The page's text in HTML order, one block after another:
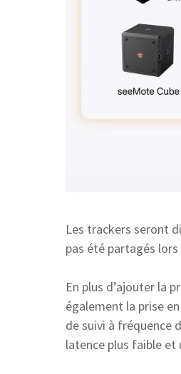
Les trackers seront
pas été partagés lors
En plus d’ajouter la
également la prise
de suivi à fréquence
latence plus faible et